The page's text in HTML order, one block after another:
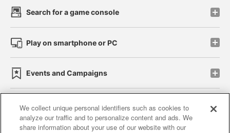
Search for a game console
Play on smartphone or PC
Events and Campaigns
Affiliate Sustainability site policy privacy policy
We collect unique personal identifiers such as cookies to
analyze our traffic and to personalize content and ads. We
share information about your use of our website with our